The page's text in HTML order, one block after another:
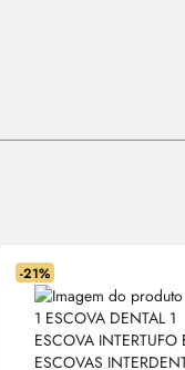
-21%